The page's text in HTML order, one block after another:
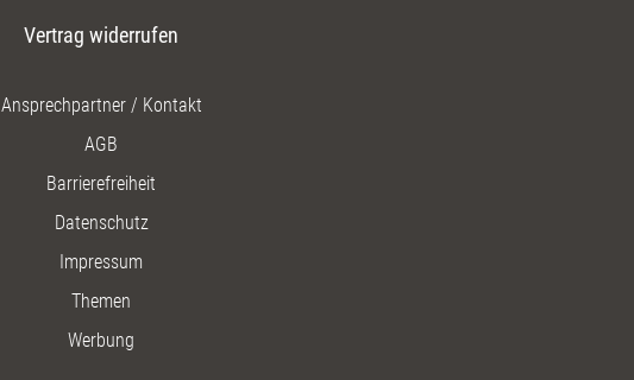
Vertrag widerrufen
Ansprechpartner / Kontakt
AGB
Barrierefreiheit
Datenschutz
Impressum
Themen
Werbung